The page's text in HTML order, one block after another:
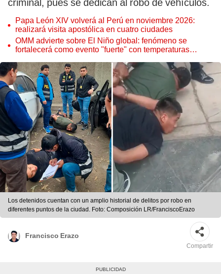
criminal, pues se dedican al robo de vehículos.
Papa León XIV volverá al Perú en noviembre 2026:
realizará visita apostólica en cuatro ciudades
OMM advierte sobre El Niño global: fenómeno se
fortalecerá como evento "fuerte" con temperaturas
Los detenidos cuentan con un amplio historial de delitos por robo en
diferentes puntos de la ciudad. Foto: Composición LR/FranciscoErazo
Francisco Erazo
Compartir